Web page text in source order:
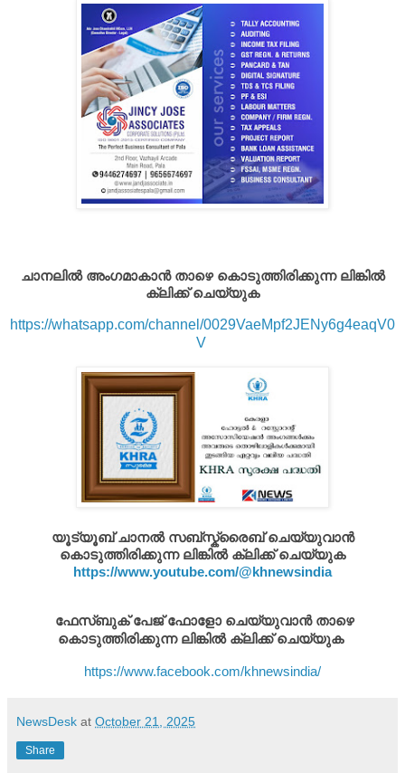
ചാനലിൽ അംഗമാകാൻ താഴെ കൊടുത്തിരിക്കുന്ന ലിങ്കിൽ
ക്ലിക്ക് ചെയ്യുക
https://whatsapp.com/channel/0029VaeMpf2JENy6g4eaqV0
V
യൂട്യൂബ് ചാനൽ സബ്സ്ക്രൈബ് ചെയ്യുവാൻ
കൊടുത്തിരിക്കുന്ന ലിങ്കിൽ ക്ലിക്ക് ചെയ്യുക
https://www.youtube.com/@khnewsindia
ഫേസ്ബുക് പേജ് ഫോളോ ചെയ്യുവാൻ താഴെ
കൊടുത്തിരിക്കുന്ന ലിങ്കിൽ ക്ലിക്ക് ചെയ്യുക
https://www.facebook.com/khnewsindia/
NewsDesk at October 21, 2025
Share